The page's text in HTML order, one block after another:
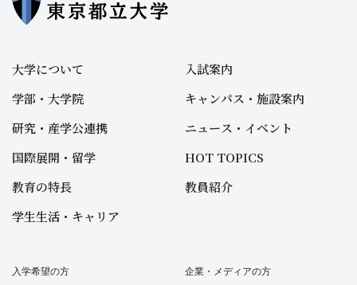
大学について
学部・大学院
研究・産学公連携
国際展開・留学
教育の特長
学生生活・キャリア
入試案内
キャンパス・施設案内
ニュース・イベント
HOT TOPICS
教員紹介
入学希望の方
企業・メディアの方